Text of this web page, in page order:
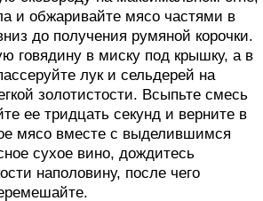
и обжаривайте мясо частями в
до получения румяной корочки.
говядину в миску под крышку, а в
лук и сельдерей на
золотистости. Всыпьте смесь
ее тридцать секунд и верните в
мясо вместе с выделившимся
сухое вино, дождитесь
наполовину, после чего